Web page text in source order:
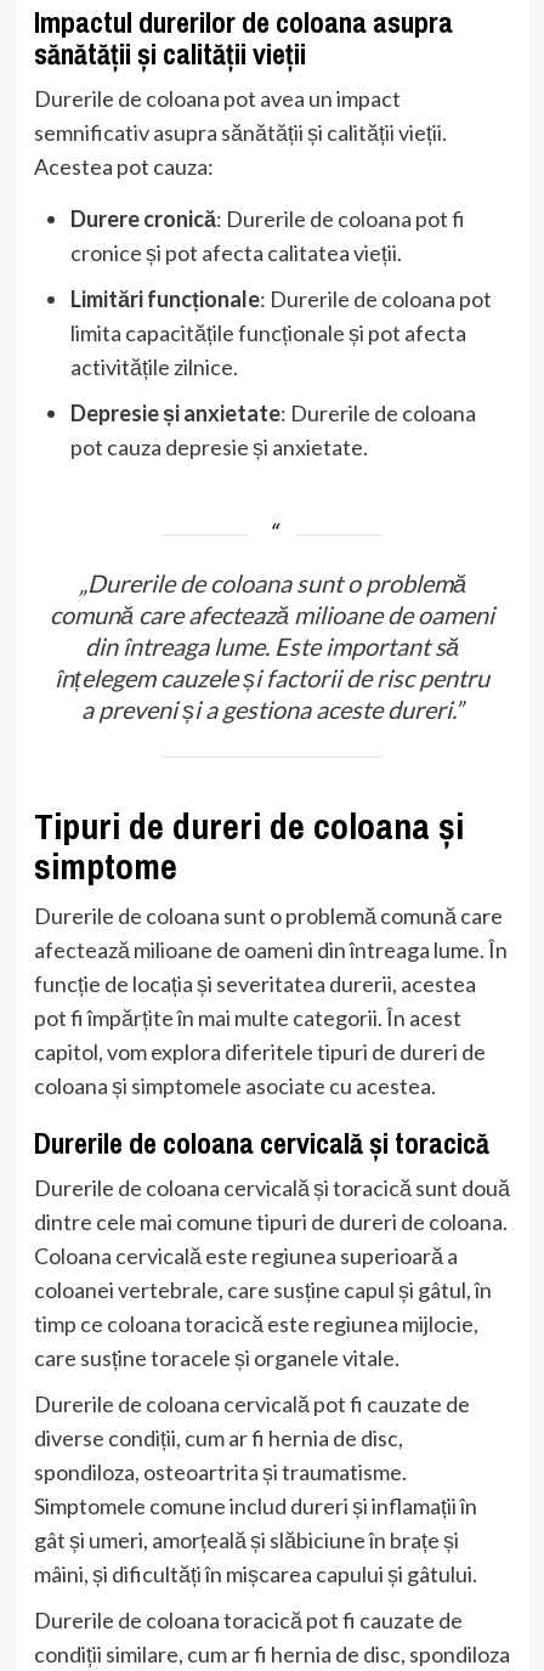
Impactul durerilor de coloana asupra
sănătății și calității vieții
Durerile de coloana pot avea un impact
semnificativ asupra sănătății și calității vieții.
Acestea pot cauza:
Durere cronică: Durerile de coloana pot fi
cronice și pot afecta calitatea vieții.
Limitări funcționale: Durerile de coloana pot
limita capacitățile funcționale și pot afecta
activitățile zilnice.
Depresie și anxietate: Durerile de coloana
pot cauza depresie și anxietate.
„Durerile de coloana sunt o problemă
comună care afectează milioane de oameni
din întreaga lume. Este important să
înțelegem cauzele și factorii de risc pentru
a preveni și a gestiona aceste dureri.”
Tipuri de dureri de coloana și
simptome
Durerile de coloana sunt o problemă comună care
afectează milioane de oameni din întreaga lume. În
funcție de locația și severitatea durerii, acestea
pot fi împărțite în mai multe categorii. În acest
capitol, vom explora diferitele tipuri de dureri de
coloana și simptomele asociate cu acestea.
Durerile de coloana cervicală și toracică
Durerile de coloana cervicală și toracică sunt două
dintre cele mai comune tipuri de dureri de coloana.
Coloana cervicală este regiunea superioară a
coloanei vertebrale, care susține capul și gâtul, în
timp ce coloana toracică este regiunea mijlocie,
care susține toracele și organele vitale.
Durerile de coloana cervicală pot fi cauzate de
diverse condiții, cum ar fi hernia de disc,
spondiloza, osteoartrita și traumatisme.
Simptomele comune includ dureri și inflamații în
gât și umeri, amorțeală și slăbiciune în brațe și
mâini, și dificultăți în mișcarea capului și gâtului.
Durerile de coloana toracică pot fi cauzate de
condiții similare, cum ar fi hernia de disc, spondiloza